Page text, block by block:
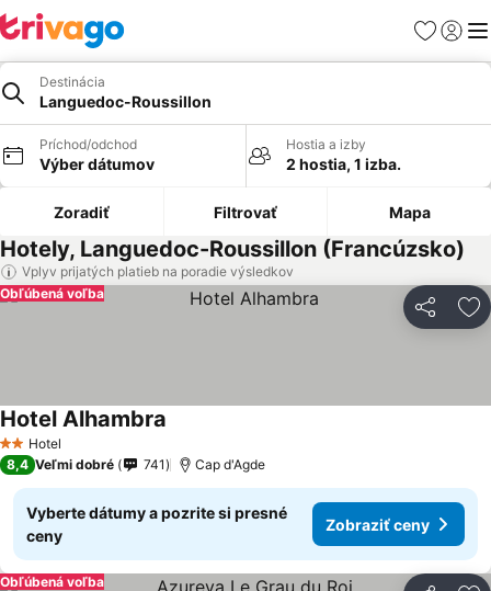
Obľúbené
Destinácia
Languedoc-Roussillon
Príchod/odchod
Výber dátumov
Hostia a izby
2 hostia, 1 izba.
Zoradiť Filtrovať Mapa
Hotely, Languedoc-Roussillon (Francúzsko)
Vplyv prijatých platieb na poradie výsledkov
Zdieľať
Obľúbená voľba
2 Počet hviezdičiek
Hotel
Hotel Alhambra
8,4 Veľmi dobré 741 Cap d'Agde
Vyberte dátumy a pozrite si presné
ceny
Zobraziť ceny
Obľúbená voľba